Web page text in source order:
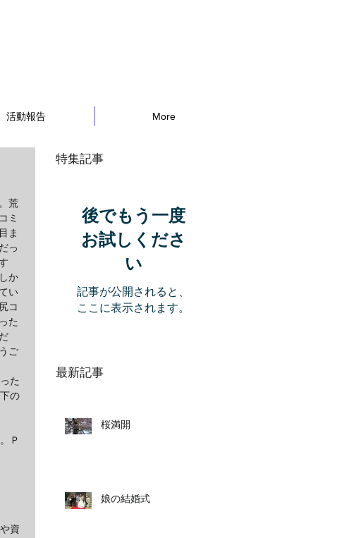
活動報告 More
荒
ミ
ま
っ
か
い
コ
た
ご
た
の
Ｐ
資
特集記事
後でもう一度
お試しくださ
い
記事が公開されると、
ここに表示されます。
最新記事
桜満開
娘の結婚式